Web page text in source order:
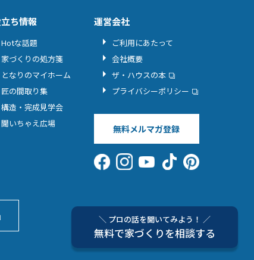
＼ プロの話を聞いてみよう！ ／
無料で家づくりを相談する
ち情報
Hotな話題
家づくりの処方箋
となりのマイホーム
匠の間取り集
構造・完成見学会
聞いちゃえ広場
運営会社
ご利用にあたって
会社概要
ザ・ハウスの本
プライバシーポリシー
無料メルマガ登録